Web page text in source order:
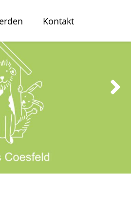
Kontakt